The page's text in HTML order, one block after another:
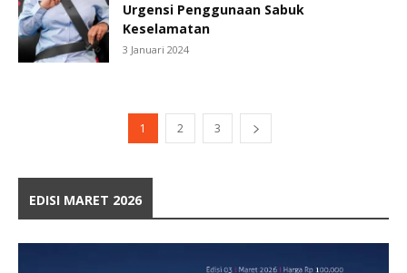
Urgensi Penggunaan Sabuk
Keselamatan
3 Januari 2024
1 2 3
EDISI MARET 2026